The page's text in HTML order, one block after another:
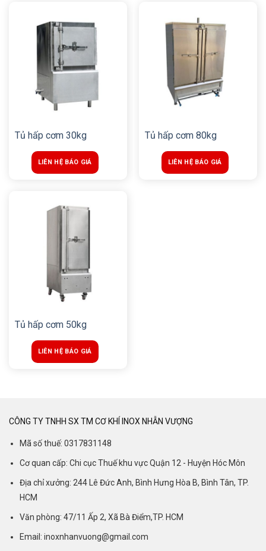
Tủ hấp cơm 30kg
LIÊN HỆ BÁO GIÁ
Tủ hấp cơm 80kg
LIÊN HỆ BÁO GIÁ
Tủ hấp cơm 50kg
LIÊN HỆ BÁO GIÁ
CÔNG TY TNHH SX TM CƠ KHÍ INOX NHẪN VƯỢNG
Mã số thuế: 0317831148
Cơ quan cấp: Chi cục Thuế khu vực Quận 12 - Huyện Hóc Môn
Địa chỉ xưởng: 244 Lê Đức Anh, Bình Hưng Hòa B, Bình Tân, TP.
HCM
Văn phòng: 47/11 Ấp 2, Xã Bà Điểm,TP. HCM
Email: inoxnhanvuong@gmail.com